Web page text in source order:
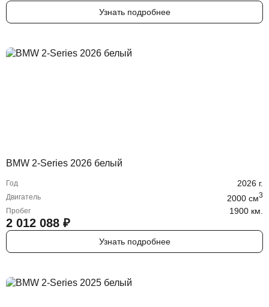
Узнать подробнее
BMW 2-Series 2026 белый
Год 2026 г.
Двигатель 2000 cм3
Пробег 1900 км.
2 012 088 ₽
Узнать подробнее